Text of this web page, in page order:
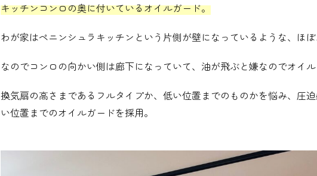
キッチンコンロの奥に付いているオイルガード。
わが家はペニンシュラキッチンという片側が壁になっているような、ほぼ
なのでコンロの向かい側は廊下になっていて、油が飛ぶと嫌なのでオイル
換気扇の高さまであるフルタイプか、低い位置までのものかを悩み、圧
い位置までのオイルガードを採用。